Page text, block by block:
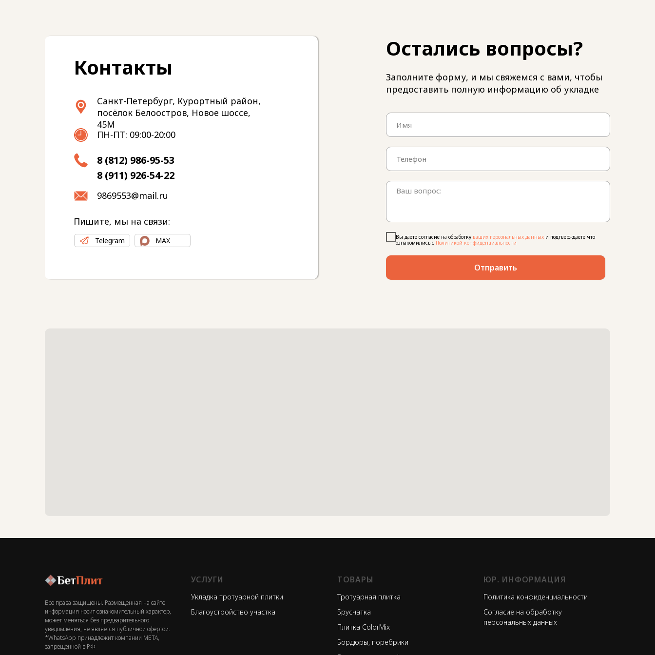
Контакты
Остались вопросы?
Заполните форму, и мы свяжемся с вами, чтобы
предоставить полную информацию об укладке
Вы даете согласие на обработку ваших персональных данных и подтверждаете что
ознакомились с Политикой конфиденциальности
Отправить
ПН-ПТ: 09:00-20:00
9869553@mail.ru
Пишите, мы на связи:
8 (812) 986-95-53
8 (911) 926-54-22
Санкт-Петербург, Курортный район,
посёлок Белоостров, Новое шоссе,
45М
Telegram MAX
Все права защищены. Размещенная на сайте
информация носит ознакомительный характер,
может меняться без предварительного
уведомления, не является публичной офертой.
*WhatsApp принадлежит компании МЕТА,
запрещённой в РФ
УСЛУГИ
Укладка тротуарной плитки
Благоустройство участка
ТОВАРЫ
Тротуарная плитка
Брусчатка
Плитка ColorMix
Бордюры, поребрики
ЮР. ИНФОРМАЦИЯ
Политика конфиденциальности
Согласие на обработку
персональных данных